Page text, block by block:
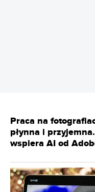
Praca na
płynna i
wspiera AI od